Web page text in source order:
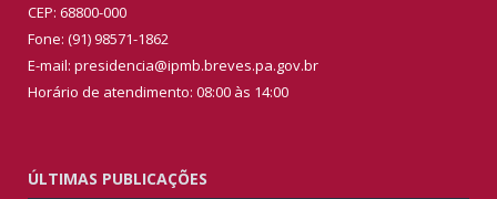
CEP: 68800-000
Fone: (91) 98571-1862
E-mail: presidencia@ipmb.breves.pa.gov.br
Horário de atendimento: 08:00 às 14:00
ÚLTIMAS PUBLICAÇÕES